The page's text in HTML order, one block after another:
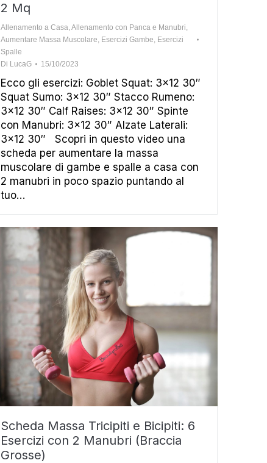
2 Mq
Allenamento a Casa,Allenamento con Panca e Manubri,
Aumentare Massa Muscolare, Esercizi Gambe, Esercizi
Spalle
Di LucaG 15/10/2023
Ecco gli esercizi: Goblet Squat: 3×12 30″
Squat Sumo: 3×12 30″ Stacco Rumeno:
3×12 30″ Calf Raises: 3×12 30″ Spinte
con Manubri: 3×12 30″ Alzate Laterali:
3×12 30″ Scopri in questo video una
scheda per aumentare la massa
muscolare di gambe e spalle a casa con
2 manubri in poco spazio puntando al
tuo…
Scheda Massa Tricipiti e Bicipiti: 6
Esercizi con 2 Manubri (Braccia
Grosse)